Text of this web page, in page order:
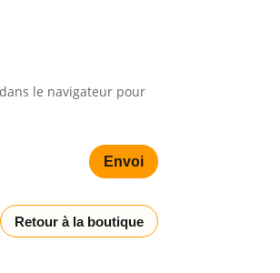
le navigateur pour
Envoi
Retour à la boutique